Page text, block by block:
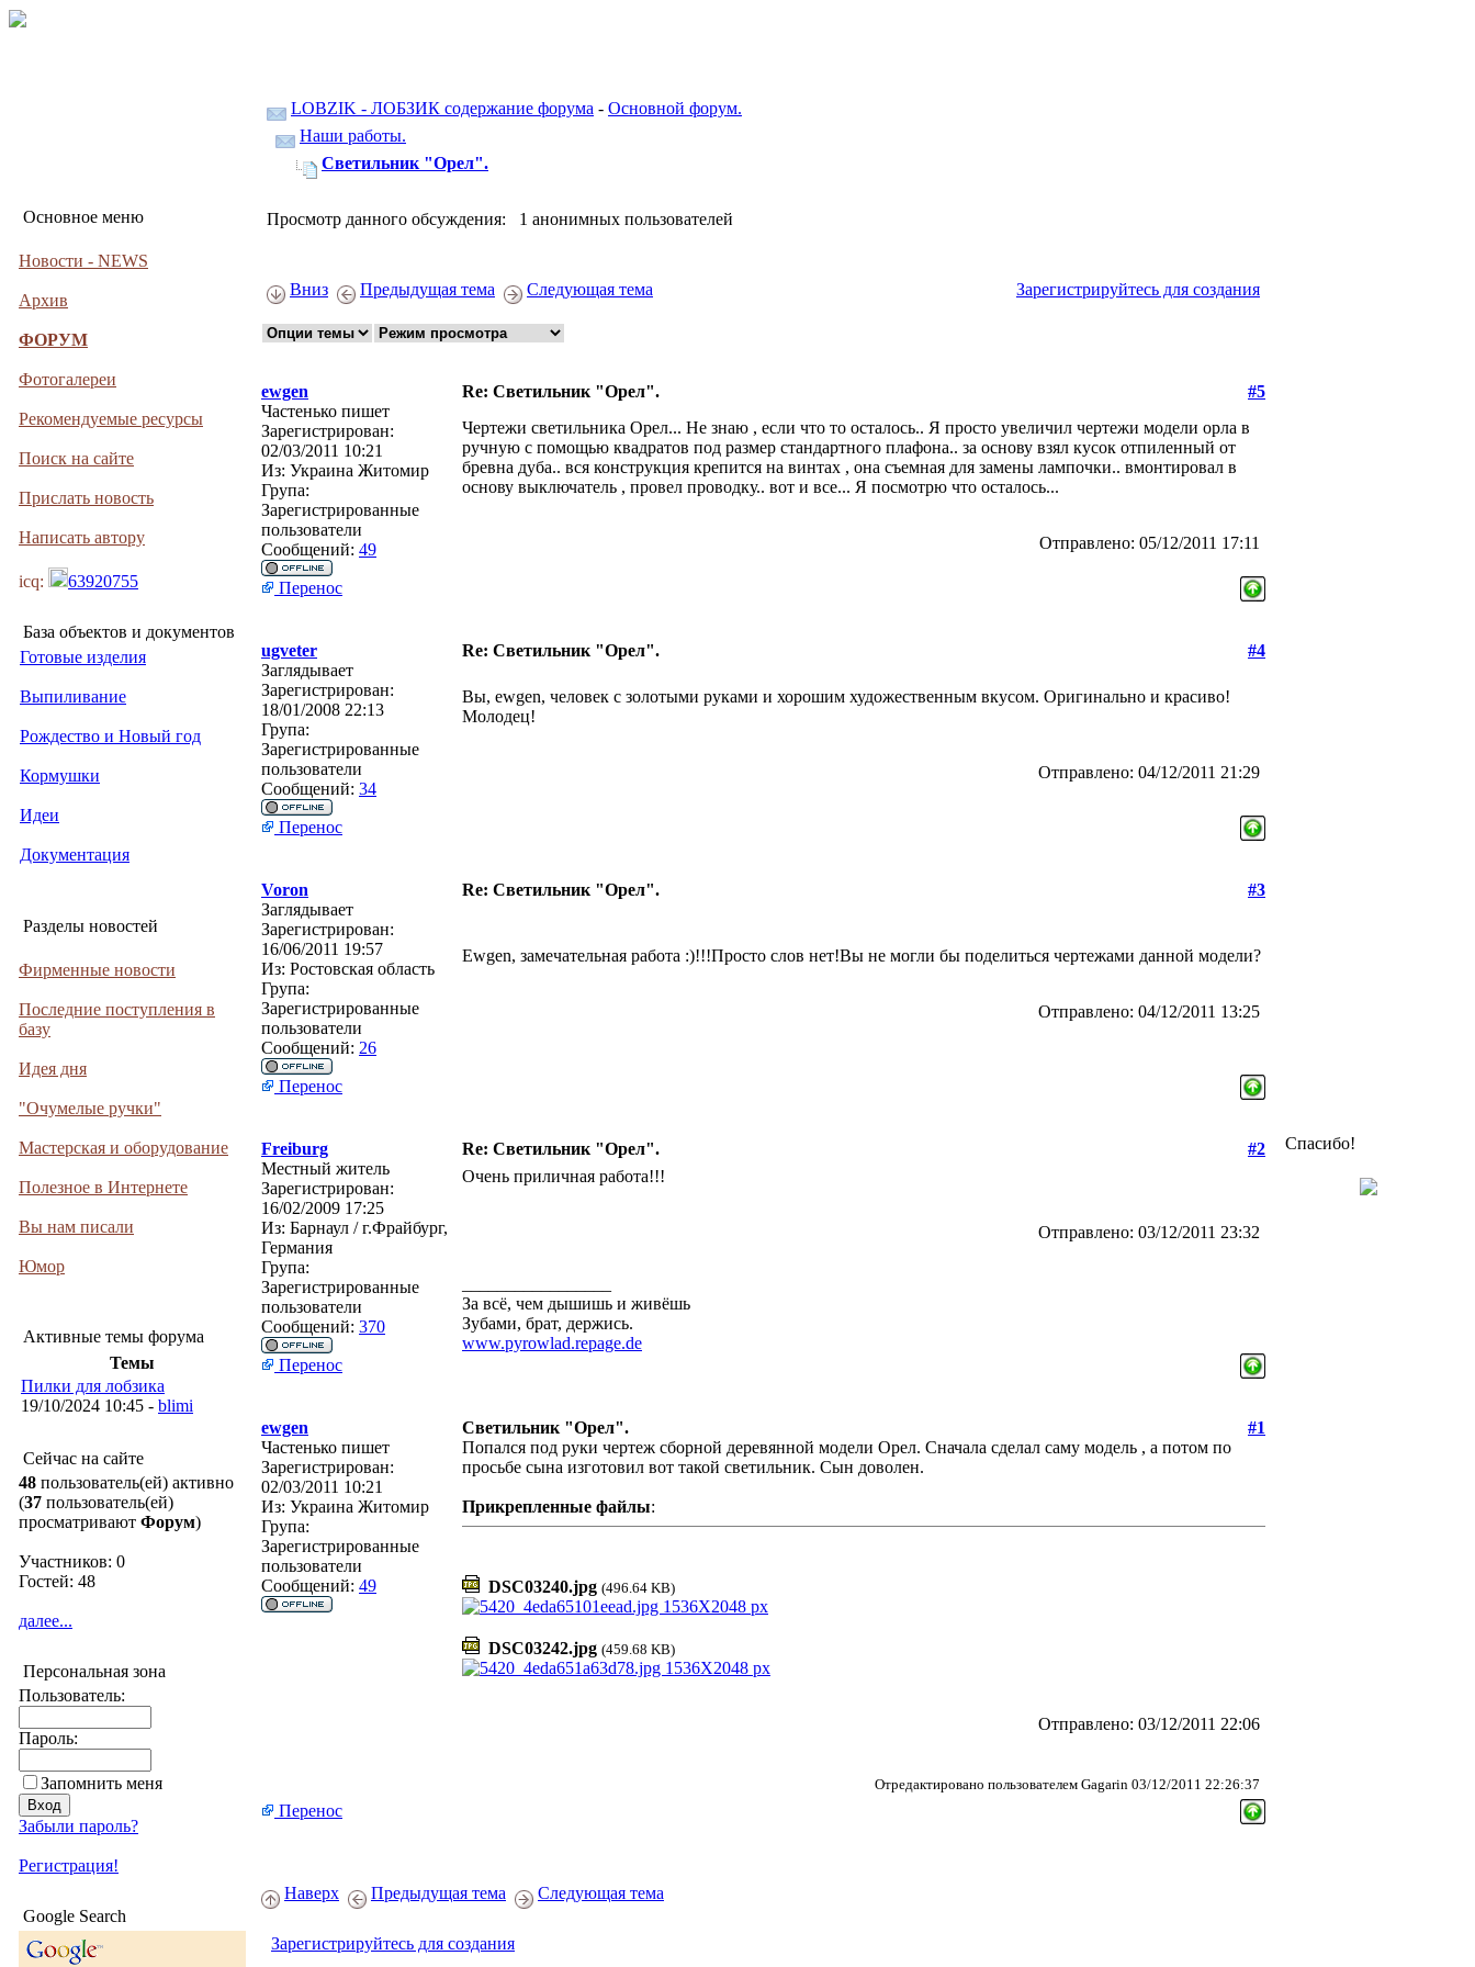
Основное меню
Новости - NEWS
Архив
ФОРУМ
Фотогалереи
Рекомендуемые ресурсы
Поиск на сайте
Прислать новость
Написать автору
icq: 63920755
База объектов и документов
Готовые изделия
Выпиливание
Рождество и Новый год
Кормушки
Идеи
Документация
Разделы новостей
Фирменные новости
Последние поступления в
базу
Идея дня
"Очумелые ручки"
Мастерская и оборудование
Полезное в Интернете
Вы нам писали
Юмор
Активные темы форума
Темы
Пилки для лобзика
19/10/2024 10:45 - blimi
Сейчас на сайте
48 пользователь(ей) активно
(37 пользователь(ей)
просматривают Форум)
Участников: 0
Гостей: 48
далее...
Персональная зона
Пользователь:
Пароль:
Запомнить меня
Забыли пароль?
Регистрация!
Google Search
LOBZIK - ЛОБЗИК содержание форума - Основной форум.
Наши работы.
Светильник "Орел".
Просмотр данного обсуждения: 1 анонимных пользователей
Вниз Предыдущая тема Следующая тема Зарегистрируйтесь для создания
ewgen Re: Светильник "Орел".
#5
Частенько пишет
Зарегистрирован:
02/03/2011 10:21
Из: Украина Житомир
Група:
Зарегистрированные
пользователи
Сообщений: 49
Чертежи светильника Орел... Не знаю , если что то осталось.. Я просто увеличил чертежи модели орла в
ручную с помощью квадратов под размер стандартного плафона.. за основу взял кусок отпиленный от
бревна дуба.. вся конструкция крепится на винтах , она съемная для замены лампочки.. вмонтировал в
основу выключатель , провел проводку.. вот и все... Я посмотрю что осталось...
Отправлено: 05/12/2011 17:11
Перенос
ugveter Re: Светильник "Орел".
#4
Заглядывает
Зарегистрирован:
18/01/2008 22:13
Група:
Зарегистрированные
пользователи
Сообщений: 34
Вы, ewgen, человек с золотыми руками и хорошим художественным вкусом. Оригинально и красиво!
Молодец!
Отправлено: 04/12/2011 21:29
Перенос
Voron Re: Светильник "Орел".
#3
Заглядывает
Зарегистрирован:
16/06/2011 19:57
Из: Ростовская область
Група:
Зарегистрированные
пользователи
Сообщений: 26
Ewgen, замечательная работа :)!!!Просто слов нет!Вы не могли бы поделиться чертежами данной модели?
Отправлено: 04/12/2011 13:25
Перенос
Freiburg Re: Светильник "Орел".
#2
Местный житель
Зарегистрирован:
16/02/2009 17:25
Из: Барнаул / г.Фрайбург,
Германия
Група:
Зарегистрированные
пользователи
Сообщений: 370
Очень приличная работа!!!
Отправлено: 03/12/2011 23:32
За всё, чем дышишь и живёшь
Зубами, брат, держись.
www.pyrowlad.repage.de
Перенос
ewgen Светильник "Орел".
#1
Частенько пишет
Зарегистрирован:
02/03/2011 10:21
Из: Украина Житомир
Група:
Зарегистрированные
пользователи
Сообщений: 49
Попался под руки чертеж сборной деревянной модели Орел. Сначала сделал саму модель , а потом по
просьбе сына изготовил вот такой светильник. Сын доволен.
Прикрепленные файлы:
DSC03240.jpg (496.64 KB)
DSC03242.jpg (459.68 KB)
Отправлено: 03/12/2011 22:06
Отредактировано пользователем Gagarin 03/12/2011 22:26:37
Перенос
Наверх Предыдущая тема Следующая тема
Зарегистрируйтесь для создания
Спасибо!